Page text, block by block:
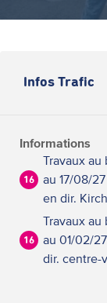
Infos Trafic
Informations
16
Travaux
au 17/08/
en dir.
16
Travaux
au 01/02/
dir. centre-